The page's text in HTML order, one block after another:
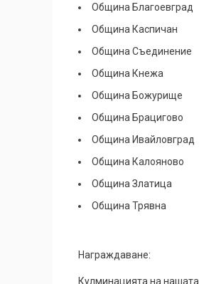
Община Благоевград
Община Каспичан
Община Съединение
Община Кнежа
Община Божурище
Община Брацигово
Община Ивайловград
Община Калояново
Община Златица
Община Трявна
Награждаване:
Кулминацията на нашата